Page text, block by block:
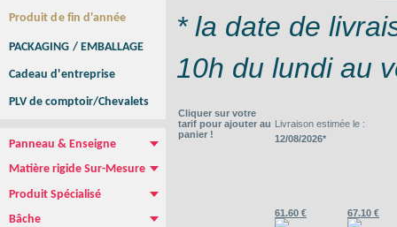
Produit de fin d'année
PACKAGING / EMBALLAGE
Cadeau d'entreprise
PLV de comptoir/Chevalets
Panneau & Enseigne
Matière rigide Sur-Mesure
Produit Spécialisé
Bâche
* la date de
10h du lundi au
Cliquer sur votre
tarif pour ajouter au
panier !
Livraison estimée le :
12/08/2026*
61.60 € 67.10 €